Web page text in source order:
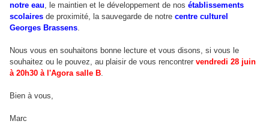
notre eau, le maintien et le développement de nos établissements
scolaires de proximité, la sauvegarde de notre centre culturel
Georges Brassens.
Nous vous en souhaitons bonne lecture et vous disons, si vous le
souhaitez ou le pouvez, au plaisir de vous rencontrer vendredi 28 juin
à 20h30 à l'Agora salle B.
Bien à vous,
Marc